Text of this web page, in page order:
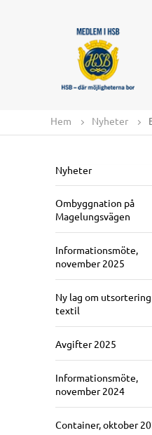
Hem Nyheter
Nyheter
Ombyggnation på
Magelungsvägen
Informationsmöte,
november 2025
Ny lag om
textil
Avgifter 2025
Informationsmöte,
november 2024
Container, oktober